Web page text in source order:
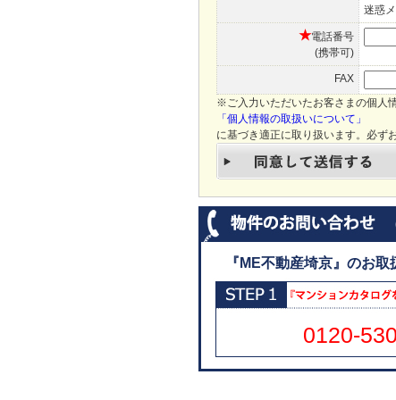
迷惑
★電話番号
(携帯可)
FAX
※ご入力いただいたお客さまの個人情
「個人情報の取扱いについて」
に基づき適正に取り扱います。必ず
『ME不動産埼京』のお取
0120-